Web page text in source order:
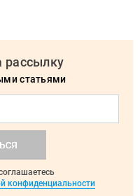
рассылку
статьями
конфиденциальности